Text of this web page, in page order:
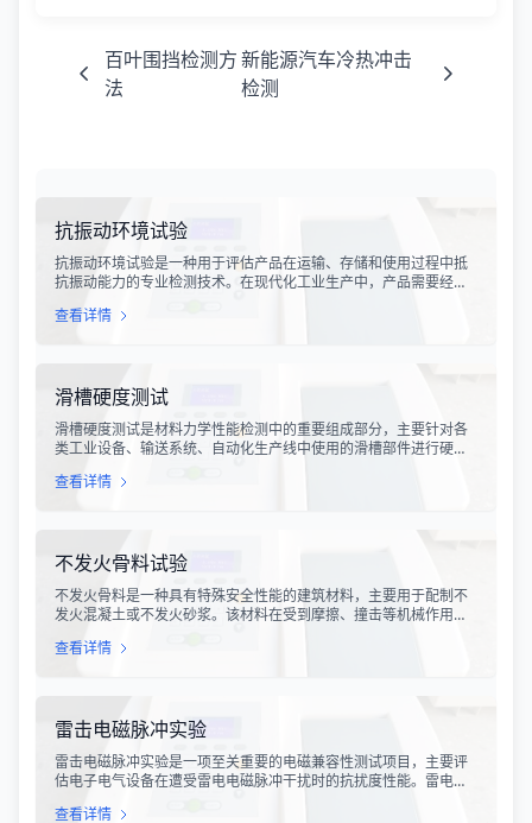
百叶围挡检测方
法
新能源汽车冷热冲击
检测
抗振动环境试验
抗振动环境试验是一种用于评估产品在运输、存储和使用过程中抵
抗振动能力的专业检测技术。在现代化工业生产中，产品需要经历
会受到不同程度的振动冲击。这种振动可能导致产品结构松动、零
查看详情
滑槽硬度测试
滑槽硬度测试是材料力学性能检测中的重要组成部分，主要针对各
类工业设备、输送系统、自动化生产线中使用的滑槽部件进行硬度
响设备的使用寿命、运行稳定性和安全性。通过科学的硬度测试，
查看详情
不发火骨料试验
不发火骨料是一种具有特殊安全性能的建筑材料，主要用于配制不
发火混凝土或不发火砂浆。该材料在受到摩擦、撞击等机械作用
炸事故的风险。不发火骨料试验是评定该类材料安全性能的关键检
查看详情
雷击电磁脉冲实验
雷击电磁脉冲实验是一项至关重要的电磁兼容性测试项目，主要评
估电子电气设备在遭受雷电电磁脉冲干扰时的抗扰度性能。雷电作
具有上升时间快、持续时间短、能量密度高等特点，可能对周围的
查看详情